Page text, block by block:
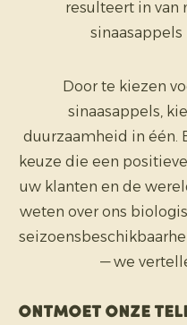
resulteert in van
sinaasappels
Door te kiezen
sinaasappels,
duurzaamheid in één.
keuze die een
uw klanten en de
weten over ons
— we
Ontmoet onze